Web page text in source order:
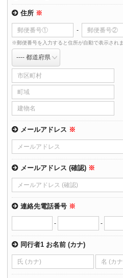
住所 ※
-
※郵便番号を入力すると住所が自動で表示されま
メールアドレス ※
メールアドレス (確認) ※
連絡先電話番号 ※
- -
同行者1 お名前 (カナ)